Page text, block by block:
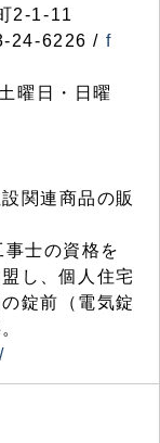
2-1-11
24-6226 / f
曜日・日曜
関連商品の販
士の資格を
し、個人住宅
錠前（電気錠